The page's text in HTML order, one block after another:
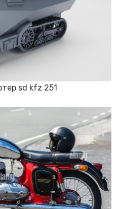
sd kfz 251